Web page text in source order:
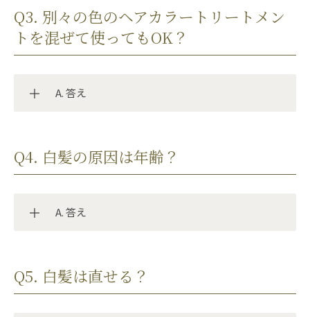
白髪を抜いた毛穴から生えてくるのも白髪であり、
白髪が増えるという因果関係はありません。ただ
し、だからといって抜いてよいわけではありませ
からカットするか、カラーリングでケアしましょ
むしろ置きすぎると、頭皮に色がついてしまう可能
性があります。必ず指定の放置時間を守りましょ
＜オリジナルカラー：20分～30分＞
Q3. 別々の色のヘアカラートリートメン
トを混ぜて使ってもOK？
A. 答え
混ぜても品質自体に問題はありませんが、色の出方
Q4. 白髪の原因は年齢？
A. 答え
Q5. 白髪は直せる？